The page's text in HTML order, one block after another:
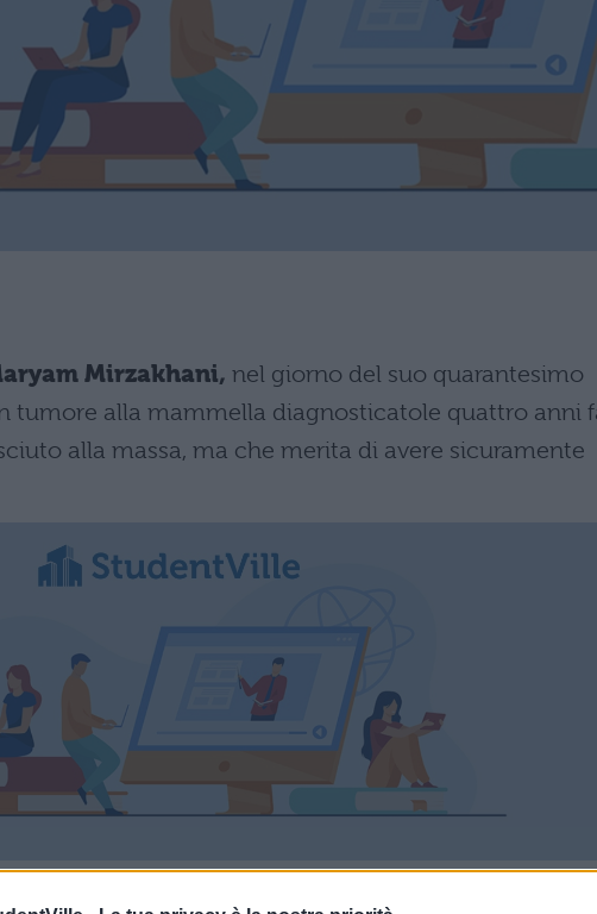
Mirzakhani, nel giorno del suo quarantesimo
tumore alla mammella diagnosticatole quattro anni
alla massa, ma che merita di avere sicuramente
la